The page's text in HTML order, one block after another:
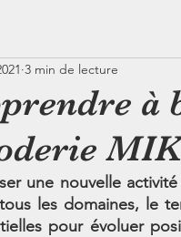
à
3 min de lecture
une nouvelle
les domaines, le
pour évoluer